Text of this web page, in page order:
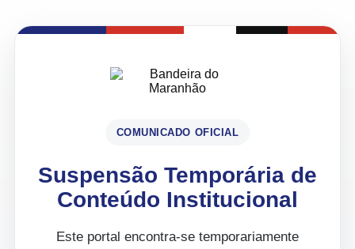
COMUNICADO OFICIAL
Suspensão Temporária de
Conteúdo Institucional
Este portal encontra-se temporariamente